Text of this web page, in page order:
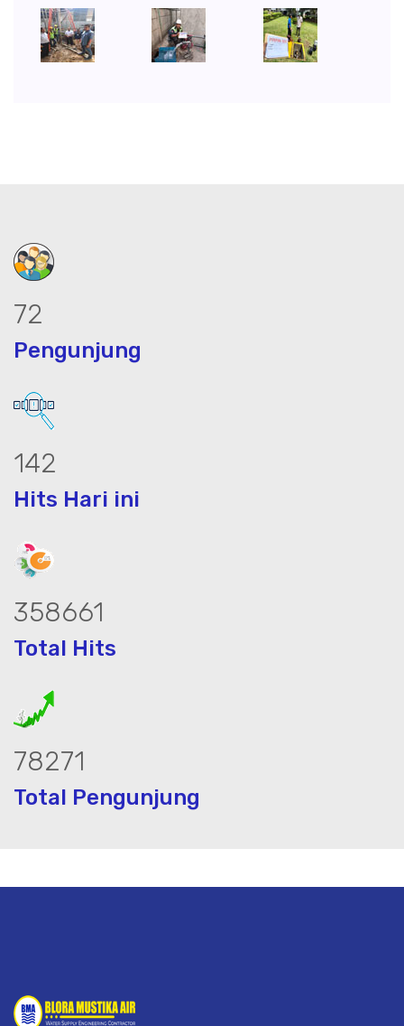
89
Pengunjung
175
Hits Hari ini
448327
Total Hits
97839
Total Pengunjung